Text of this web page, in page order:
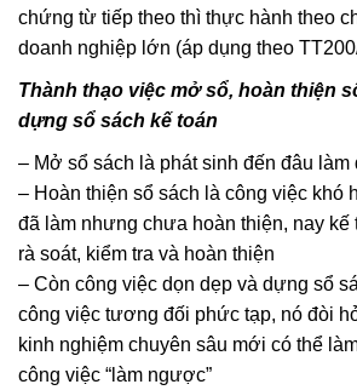
chứng từ tiếp theo thì thực hành theo
doanh nghiệp lớn (áp dụng theo
Thành thạo việc mở sổ, hoàn thiện
dựng sổ sách kế toán
– Mở sổ sách là phát sinh đến đâu làm
– Hoàn thiện sổ sách là công việc khó
đã làm nhưng chưa hoàn thiện, nay kế
rà soát, kiểm tra và hoàn thiện
– Còn công việc dọn dẹp và dựng sổ
công việc tương đối phức tạp, nó đòi
kinh nghiệm chuyên sâu mới có thể
công việc “làm ngược”